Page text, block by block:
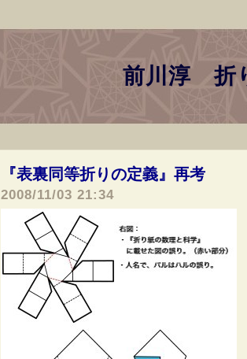
前川淳 折
『表裏同等折りの定義』再考
2008/11/03 21:34